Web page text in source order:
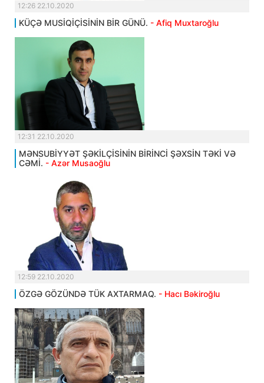
12:26 22.10.2020
KÜÇƏ MUSİQİÇİSİNİN BİR GÜNÜ. - Afiq Muxtaroğlu
12:31 22.10.2020
MƏNSUBİYYƏT ŞƏKİLÇİSİNİN BİRİNCİ ŞƏXSİN TƏKİ VƏ
CƏMİ. - Azər Musaoğlu
12:59 22.10.2020
ÖZGƏ GÖZÜNDƏ TÜK AXTARMAQ. - Hacı Bəkiroğlu